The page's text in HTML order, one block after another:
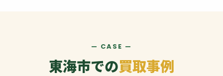
— CASE —
東海市での買取事例